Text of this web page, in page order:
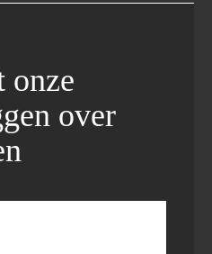
onze
over